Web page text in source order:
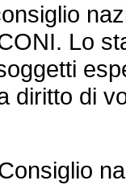
Lo
diritto di